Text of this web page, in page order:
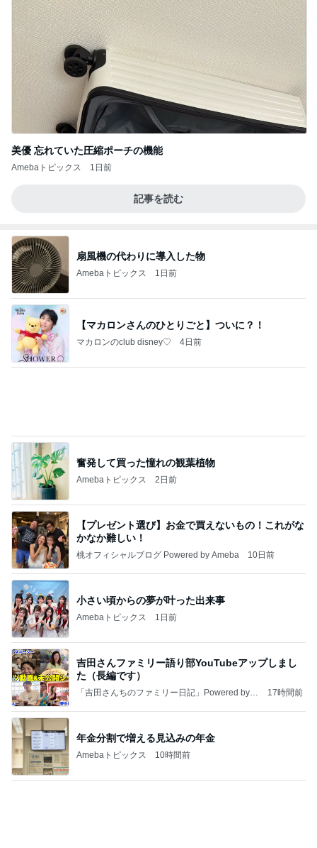
美優 忘れていた圧縮ポーチの機能
Amebaトピックス 1日前
記事を読む
扇風機の代わりに導入した物
Amebaトピックス 1日前
【マカロンさんのひとりごと】ついに？！
マカロンのclub disney♡ 4日前
奮発して買った憧れの観葉植物
Amebaトピックス 2日前
【プレゼント選び】お金で買えないもの！これがな
かなか難しい！
桃オフィシャルブログ Powered by Ameba 10日前
小さい頃からの夢が叶った出来事
Amebaトピックス 1日前
吉田さんファミリー語り部YouTubeアップしまし
た（長編です）
「吉田さんちのファミリー日記」Powered by A
17時間前
年金分割で増える見込みの年金
Amebaトピックス 10時間前